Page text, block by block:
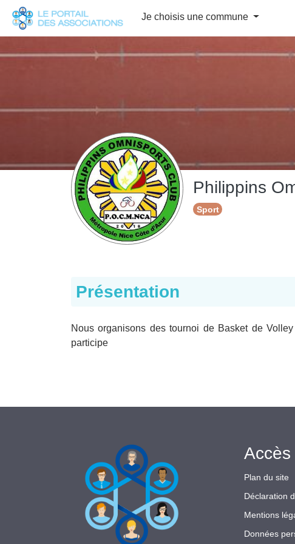
Je choisis une commune
Philippins
Sport
Présentation
Nous organisons des tournoi de Basket de
participe
Accès
Plan du site
Déclaration
Mentions
Données
Panneau de gestion des cookies